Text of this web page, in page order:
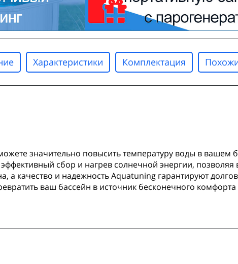
Характеристики Комплектация
значительно повысить температуру воды в вашем
сбор и нагрев солнечной энергии,
а качество и надежность Aquatuning гарантируют
ваш бассейн в источник бесконечного комфорта